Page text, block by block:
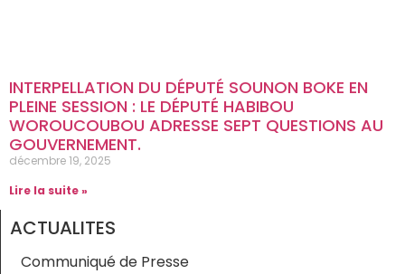
INTERPELLATION DU DÉPUTÉ SOUNON BOKE EN
PLEINE SESSION : LE DÉPUTÉ HABIBOU
WOROUCOUBOU ADRESSE SEPT QUESTIONS AU
GOUVERNEMENT.
décembre 19, 2025
Lire la suite »
ACTUALITES
Communiqué de Presse